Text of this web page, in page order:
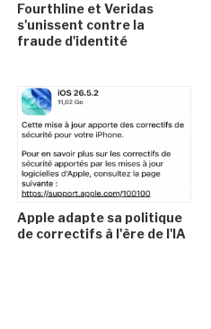
Fourthline et Veridas
s'unissent contre la
fraude d'identité
Apple adapte sa politique
de correctifs à l'ère de l'IA